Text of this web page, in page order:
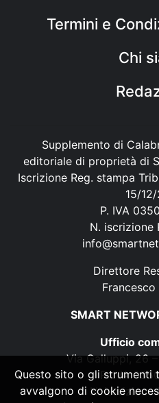
Termini e
Chi
Supplemento di
editoriale di proprietà di
Iscrizione Reg. stampa
15/
P. IVA
N. iscrizione
Direttore
Francesco
SMART
Ufficio
Via Galluppi, 26
P. IVA
N. iscrizione
Questo sito o gli strumenti
avvalgono di cookie